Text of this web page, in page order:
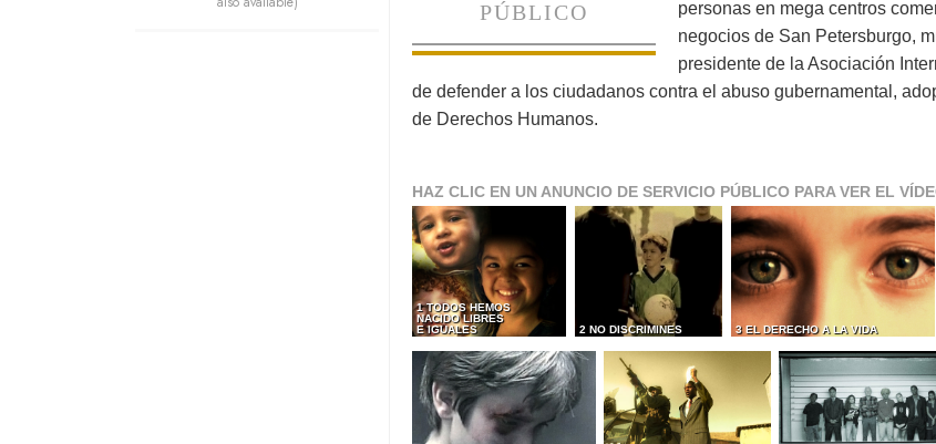
PÚBLICO
personas en mega centros
negocios de San Petersburgo,
presidente de la Asociación
de defender a los ciudadanos contra el abuso gubernamental,
de Derechos Humanos.
HAZ CLIC EN UN ANUNCIO DE SERVICIO PÚBLICO PARA VER EL
1 TODOS HEMOS
NACIDO LIBRES
E IGUALES
2 NO DISCRIMINES 3 EL DERECHO A LA VIDA